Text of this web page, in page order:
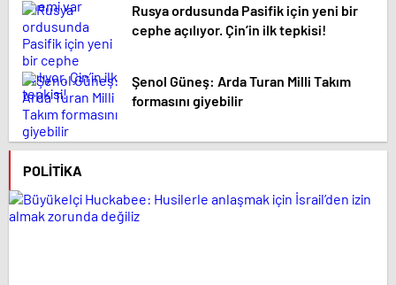
Rusya ordusunda Pasifik için yeni bir
cephe açılıyor. Çin’in ilk tepkisi!
Şenol Güneş: Arda Turan Milli Takım
formasını giyebilir
POLITIKA